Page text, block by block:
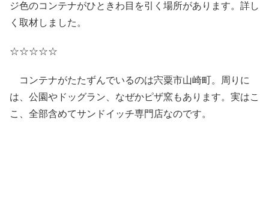
ジ色のコンテナがひときわ目を引く場所があります。詳し
く取材しました。
☆☆☆☆☆
コンテナがたたずんでいるのは宍粟市山崎町。周りに
は、公園やドッグラン、なぜかピザ窯もあります。実はこ
こ、全部含めてサンドイッチ専門店なのです。